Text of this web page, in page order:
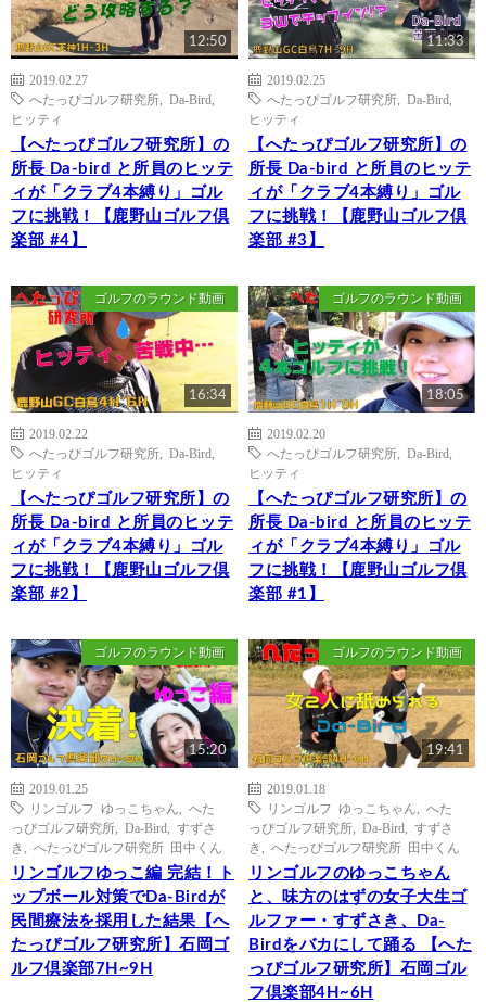
12:50
2019.02.27
へたっぴゴルフ研究所
Da-Bird
ヒッティ
【へたっぴゴルフ研究所】の
所長 Da-bird と所員のヒッテ
ィが「クラブ4本縛り」ゴル
フに挑戦！【鹿野山ゴルフ倶
楽部 #4】
11:33
2019.02.25
へたっぴゴルフ研究所
Da-Bird
ヒッティ
【へたっぴゴルフ研究所】の
所長 Da-bird と所員のヒッテ
ィが「クラブ4本縛り」ゴル
フに挑戦！【鹿野山ゴルフ倶
楽部 #3】
ゴルフのラウンド動画
16:34
2019.02.22
へたっぴゴルフ研究所
Da-Bird
ヒッティ
【へたっぴゴルフ研究所】の
所長 Da-bird と所員のヒッテ
ィが「クラブ4本縛り」ゴル
フに挑戦！【鹿野山ゴルフ倶
楽部 #2】
ゴルフのラウンド動画
18:05
2019.02.20
へたっぴゴルフ研究所
Da-Bird
ヒッティ
【へたっぴゴルフ研究所】の
所長 Da-bird と所員のヒッテ
ィが「クラブ4本縛り」ゴル
フに挑戦！【鹿野山ゴルフ倶
楽部 #1】
ゴルフのラウンド動画
15:20
2019.01.25
リンゴルフ ゆっこちゃん
へた
っぴゴルフ研究所
Da-Bird
すずさ
き
へたっぴゴルフ研究所 田中くん
リンゴルフゆっこ編 完結！ト
ップボール対策でDa-Birdが
民間療法を採用した結果【へ
たっぴゴルフ研究所】石岡ゴ
ルフ倶楽部7H~9H
ゴルフのラウンド動画
19:41
2019.01.18
リンゴルフ ゆっこちゃん
へた
っぴゴルフ研究所
Da-Bird
すずさ
き
へたっぴゴルフ研究所 田中くん
リンゴルフのゆっこちゃん
と、味方のはずの女子大生ゴ
ルファー・すずさき、Da-
Birdをバカにして踊る 【へた
っぴゴルフ研究所】石岡ゴル
フ倶楽部4H~6H